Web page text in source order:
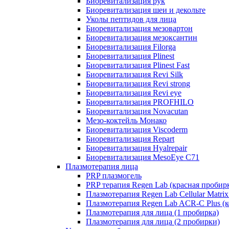
Биоревитализация шеи и декольте
Уколы пептидов для лица
Биоревитализация мезовартон
Биоревитализация мезоксантин
Биоревитализация Filorga
Биоревитализация Plinest
Биоревитализация Plinest Fast
Биоревитализация Revi Silk
Биоревитализация Revi strong
Биоревитализация Revi eye
Биоревитализация PROFHILO
Биоревитализация Novacutan
Мезо-коктейль Монако
Биоревитализация Viscoderm
Биоревитализация Repart
Биоревитализация Hyalrepair
Биоревитализация MesoEye C71
Плазмотерапия лица
PRP плазмогель
PRP терапия Regen Lab (красная
Плазмотерапия Regen Lab Cellular
Плазмотерапия Regen Lab ACR-C Plus
Плазмотерапия для лица (1 пробирка)
Плазмотерапия для лица (2 пробирки)